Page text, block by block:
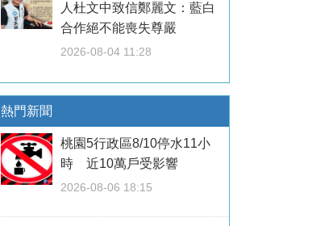
人杜文中致信鄭麗文：藍白
合作絕不能喪失尊嚴
2026-08-04 11:28
熱門新聞
桃園5行政區8/10停水11小
時 近10萬戶受影響
2026-08-06 18:15